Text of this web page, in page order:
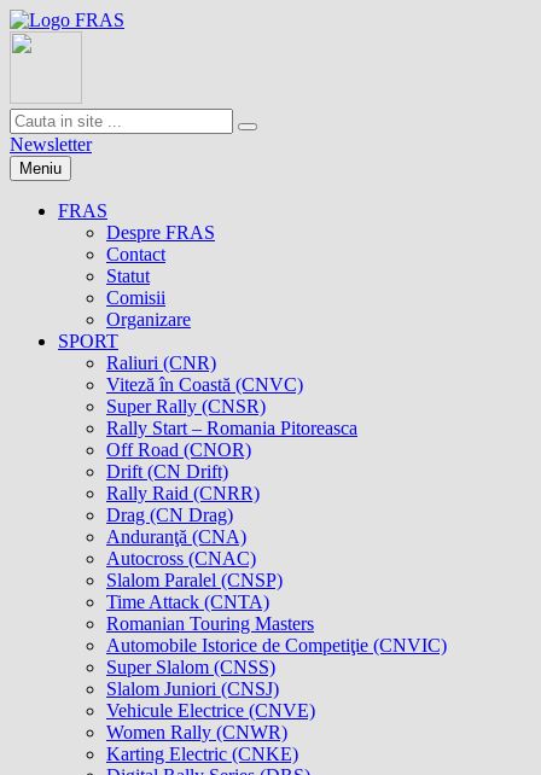
Newsletter
Meniu
FRAS
Despre FRAS
Contact
Statut
Comisii
Organizare
SPORT
Raliuri (CNR)
Viteză în Coastă (CNVC)
Super Rally (CNSR)
Rally Start – Romania Pitoreasca
Off Road (CNOR)
Drift (CN Drift)
Rally Raid (CNRR)
Drag (CN Drag)
Anduranţă (CNA)
Autocross (CNAC)
Slalom Paralel (CNSP)
Time Attack (CNTA)
Romanian Touring Masters
Automobile Istorice de Competiţie (CNVIC)
Super Slalom (CNSS)
Slalom Juniori (CNSJ)
Vehicule Electrice (CNVE)
Women Rally (CNWR)
Karting Electric (CNKE)